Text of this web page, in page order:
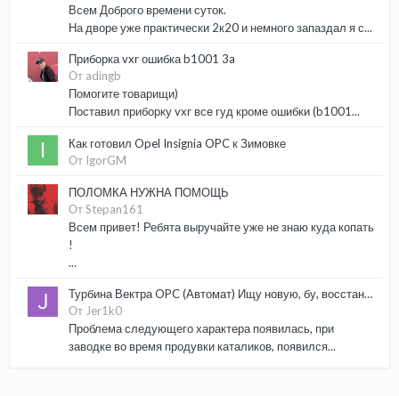
Всем Доброго времени суток.
На дворе уже практически 2к20 и немного запаздал я с...
Приборка vxr ошибка b1001 3a
От adingb
Помогите товарищи)
Поставил приборку vxr все гуд кроме ошибки (b1001...
Как готовил Opel Insignia OPC к Зимовке
От IgorGM
ПОЛОМКА НУЖНА ПОМОЩЬ
От Stepan161
Всем привет! Ребята выручайте уже не знаю куда копать
!
...
Турбина Вектра OPC (Автомат) Ищу новую, бу, восстановленную.
От Jer1k0
Проблема следующего характера появилась, при
заводке во время продувки каталиков, появился...